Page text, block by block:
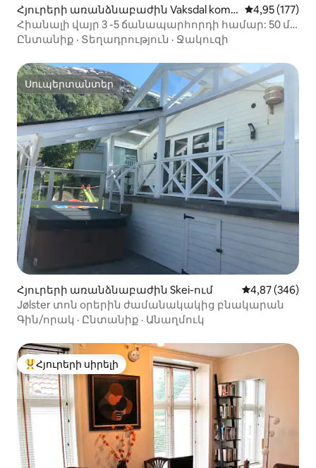
Հյուրերի առանձնաբաժին Vaksdal kom
mune-ում
Միջին
4,95 (177)
Հիանալի վայր 3 -5 ճանապարհորդի համար: 50 մ -
ից մինչև ֆյորդ
Ընտանիք · Տեղադրություն · Ջակուզի
Սուպերտանտեր
Սուպերտանտեր
Հյուրերի առանձնաբաժին Skei-ում Միջին
4,87 (346)
Jølster տոն օրերին ժամանակակից բնակարան
Գին/որակ · Ընտանիք · Անաղմուկ
Հյուրերի սիրելի լավագույն տները
Հյուրերի սիրելի